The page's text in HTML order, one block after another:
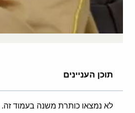
תוכן העניינים
לא נמצאו כותרת משנה בעמוד זה.